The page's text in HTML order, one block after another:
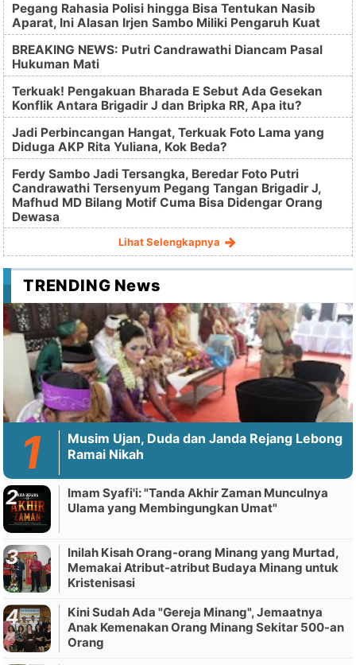
Pegang Rahasia Polisi hingga Bisa Tentukan Nasib
Aparat, Ini Alasan Irjen Sambo Miliki Pengaruh Kuat
BREAKING NEWS: Putri Candrawathi Diancam Pasal
Hukuman Mati
Terkuak! Pengakuan Bharada E Sebut Ada Gesekan
Konflik Antara Brigadir J dan Bripka RR, Apa itu?
Jadi Perbincangan Hangat, Terkuak Foto Lama yang
Diduga AKP Rita Yuliana, Kok Beda?
Ferdy Sambo Jadi Tersangka, Beredar Foto Putri
Candrawathi Tersenyum Pegang Tangan Brigadir J,
Mafhud MD Bilang Motif Cuma Bisa Didengar Orang
Dewasa
Lihat Selengkapnya
TRENDING News
Musim Ujan, Duda dan Janda Rejang Lebong
Ramai Nikah
Imam Syafi'i: "Tanda Akhir Zaman Munculnya
Ulama yang Membingungkan Umat"
Inilah Kisah Orang-orang Minang yang Murtad,
Memakai Atribut-atribut Budaya Minang untuk
Kristenisasi
Kini Sudah Ada "Gereja Minang", Jemaatnya
Anak Kemenakan Orang Minang Sekitar 500-an
Orang